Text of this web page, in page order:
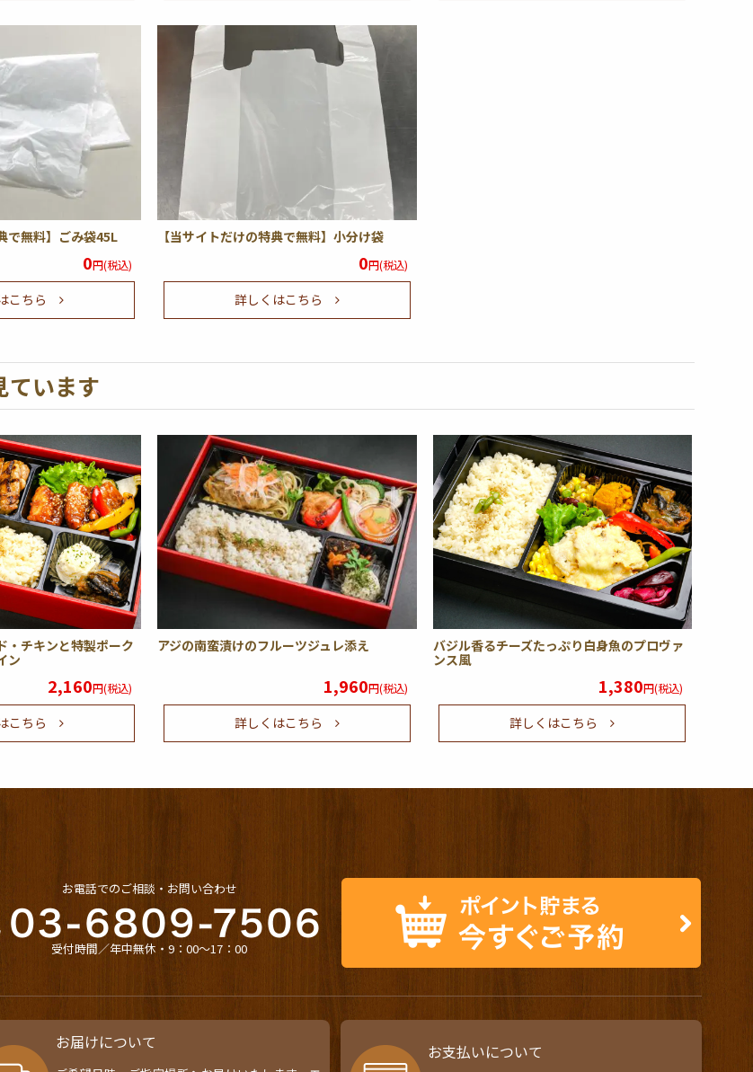
で無料】ごみ袋45L
0円(税込)
こちら
【当サイトだけの特典で無料】小分け袋
0円(税込)
詳しくはこちら
ています
・チキンと特製ポーク
ン
2,160円(税込)
こちら
アジの南蛮漬けのフルーツジュレ添え
1,960円(税込)
詳しくはこちら
バジル香るチーズたっぷり白身魚のプロヴァ
ンス風
1,380円(税込)
詳しくはこちら
お電話でのご相談・お問い合わせ
受付時間／年中無休・9：00〜17：00
お届けについて お支払いについて